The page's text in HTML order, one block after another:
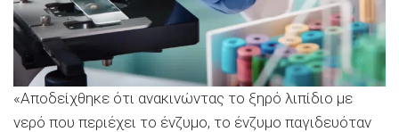
«Αποδείχθηκε ότι ανακινώντας το ξηρό λιπίδιο με
νερό που περιέχει το ένζυμο, το ένζυμο παγιδευόταν